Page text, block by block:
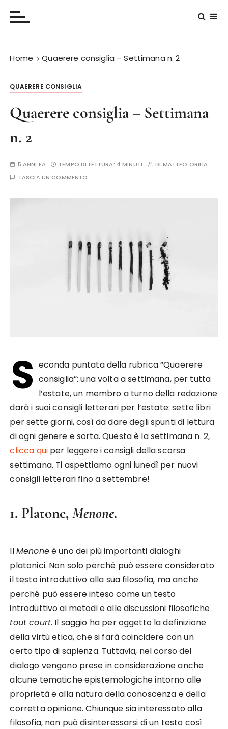
Home Quaerere consiglia – Settimana n. 2
QUAERERE CONSIGLIA
Quaerere consiglia – Settimana
n. 2
5 ANNI FA TEMPO DI LETTURA: 4 MINUTI DI MATTEO ORILIA
LASCIA UN COMMENTO
S econda puntata della rubrica “Quaerere
consiglia”: una volta a settimana, per tutta
l’estate, un membro a turno della redazione
darà i suoi consigli letterari per l’estate: sette libri
per sette giorni, così da dare degli spunti di lettura
di ogni genere e sorta. Questa è la settimana n. 2,
clicca qui per leggere i consigli della scorsa
settimana. Ti aspettiamo ogni lunedì per nuovi
consigli letterari fino a settembre!
1. Platone,Menone.
IlMenoneè uno dei più importanti dialoghi
platonici. Non solo perché può essere considerato
il testo introduttivo alla sua filosofia, ma anche
perché può essere inteso come un testo
introduttivo ai metodi e alle discussioni filosofiche
tout court. Il saggio ha per oggetto la definizione
della virtù etica, che si farà coincidere con un
certo tipo di sapienza. Tuttavia, nel corso del
dialogo vengono prese in considerazione anche
alcune tematiche epistemologiche intorno alle
proprietà e alla natura della conoscenza e della
corretta opinione. Chiunque sia interessato alla
filosofia, non può disinteressarsi di un testo così